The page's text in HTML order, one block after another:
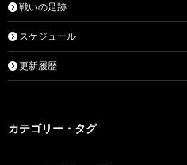
戦いの足跡
スケジュール
更新履歴
カテゴリー・タグ